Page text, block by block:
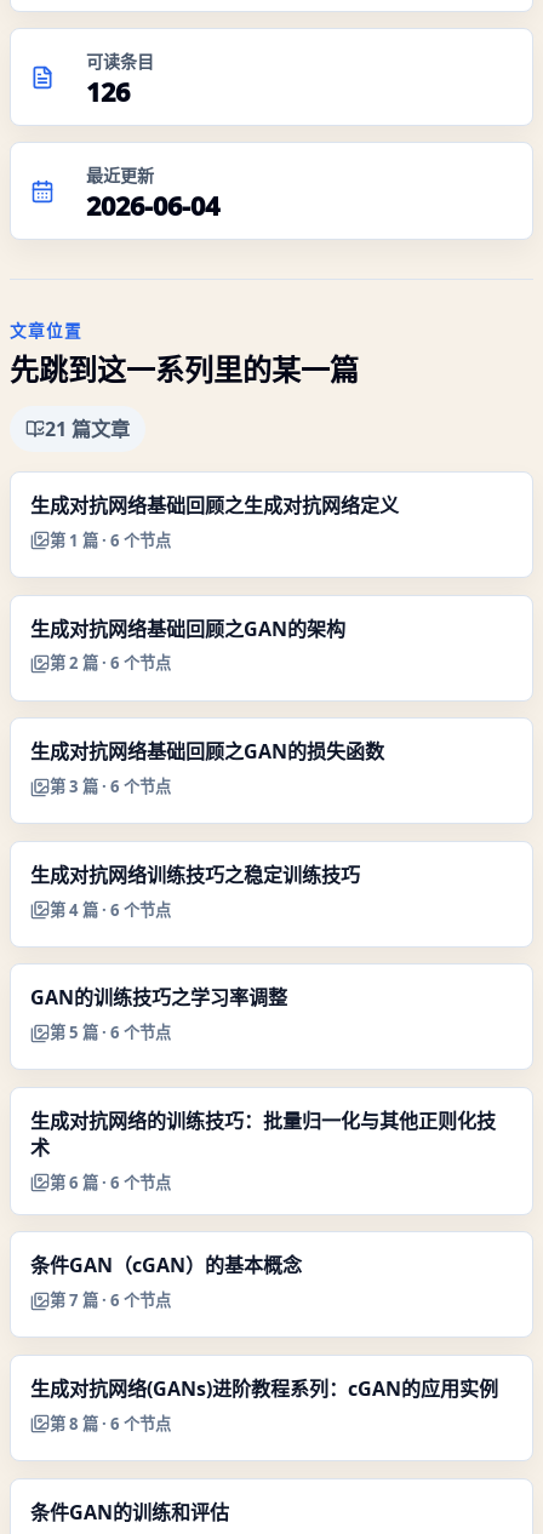
可读条目
126
最近更新
2026-06-04
文章位置
先跳到这一系列里的某一篇
21 篇文章
生成对抗网络基础回顾之生成对抗网络定义
第 1 篇 · 6 个节点
生成对抗网络基础回顾之GAN的架构
第2 篇 · 6 个节点
生成对抗网络基础回顾之GAN的损失函数
第3 篇 · 6 个节点
生成对抗网络训练技巧之稳定训练技巧
第4篇 · 6 个节点
GAN的训练技巧之学习率调整
第5 篇 · 6 个节点
生成对抗网络的训练技巧：批量归一化与其他正则化技
术
第6 篇 · 6 个节点
条件GAN（cGAN）的基本概念
第7 篇 · 6 个节点
生成对抗网络(GANs)进阶教程系列：cGAN的应用实例
第8 篇 · 6 个节点
条件GAN的训练和评估